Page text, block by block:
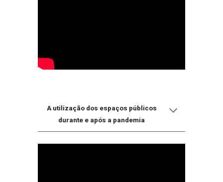
A utilização dos espaços públicos
durante e após a pandemia